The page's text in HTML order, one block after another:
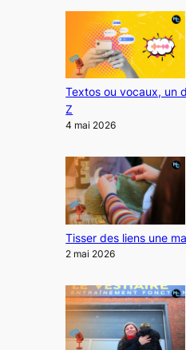
Textos ou vocaux, un
Z
4 mai 2026
Tisser des liens une
2 mai 2026